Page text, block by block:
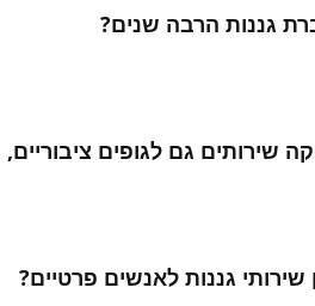
גננות הרבה שנים?
שירותים גם לגופים
גננות לאנשים פרטיים?